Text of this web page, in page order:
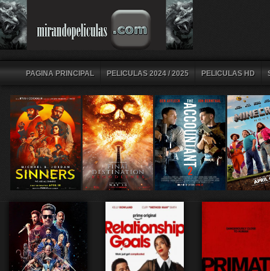
PAGINA PRINCIPAL PELICULAS 2024 / 2025 PELICULAS HD